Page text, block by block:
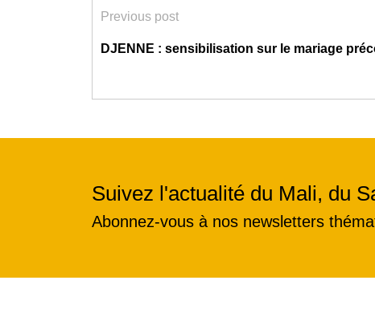
Previous post
DJENNE : sensibilisation sur le mariage
Suivez l'actualité du Mali, du
Abonnez-vous à nos newsletters